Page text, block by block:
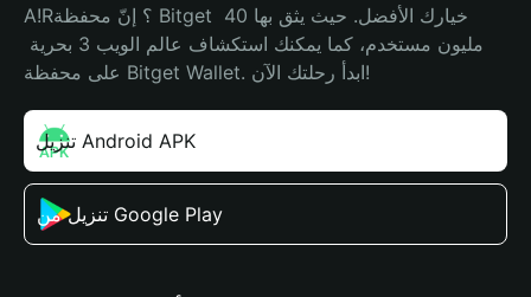
A!R؟ إنّ محفظة Bitget خيارك الأفضل. حيث يثق بها 40
على محفظة Bitget Wallet. ابدأ رحلتك الآن!
تنزيل Android APK
تنزيل من Google Play